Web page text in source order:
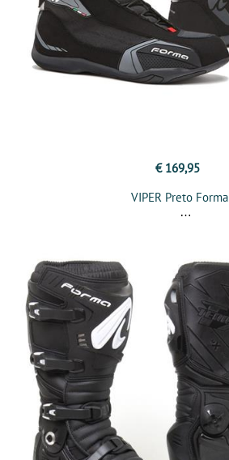
€ 169,95
VIPER Preto Forma